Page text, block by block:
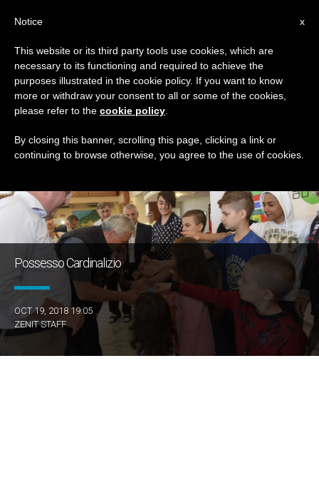
GIORNO
Ottobre 19th, 2018
ULTIME NOTIZIE
Possesso Cardinalizio
OCT 19, 2018 19:05
ZENIT STAFF
x
Notice
This website or its third party tools use cookies, which are
necessary to its functioning and required to achieve the
purposes illustrated in the cookie policy. If you want to know
more or withdraw your consent to all or some of the cookies,
please refer to the cookie policy
By closing this banner, scrolling this page, clicking a link or
continuing to browse otherwise, you agree to the use of cookies.